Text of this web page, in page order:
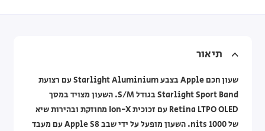
תיאור
שעון חכם Apple בצבע Starlight Aluminium עם רצועת
Starlight Sport Band בגודל S/M. השעון מצויד במסך
Retina LTPO OLED עם זכוכית Ion-X מחוזקת ובהירות שיא
של 1000 nits. השעון מופעל על ידי שבב Apple S8 עם מעבד